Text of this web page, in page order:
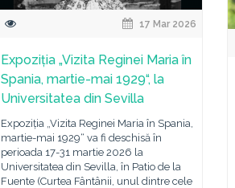
17 Mar 2026
Expoziția „Vizita Reginei Maria în
Spania, martie-mai 1929“, la
Universitatea din Sevilla
Expoziția „Vizita Reginei Maria în Spania,
martie-mai 1929“ va fi deschisă în
perioada 17-31 martie 2026 la
Universitatea din Sevilla, în Patio de la
Fuente (Curtea Fântânii, unul dintre cele